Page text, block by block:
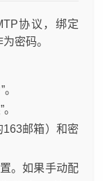
协议，绑定
密码。
邮箱）和密
。如果手动配